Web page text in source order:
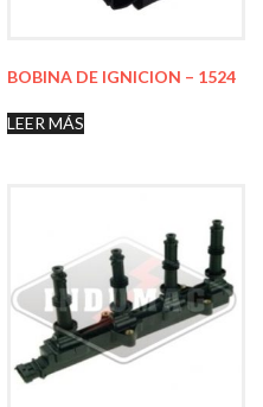
BOBINA DE IGNICION – 1524
LEER MÁS